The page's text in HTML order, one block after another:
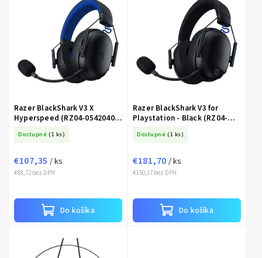
Razer BlackShark V3 X
Hyperspeed (RZ04-05420400-
Dostupné (1 ks)
€88,72 bez DPH
€107,35 / ks
Do košíka
Razer BlackShark V3 for
Playstation - Black (RZ04-
Dostupné (1 ks)
€150,17 bez DPH
€181,70 / ks
Do košíka